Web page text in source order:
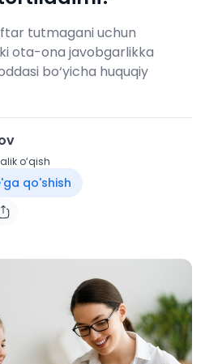
tutmagani uchun
ota-ona javobgarlikka
bo‘yicha huquqiy
o‘qish
qo'shish